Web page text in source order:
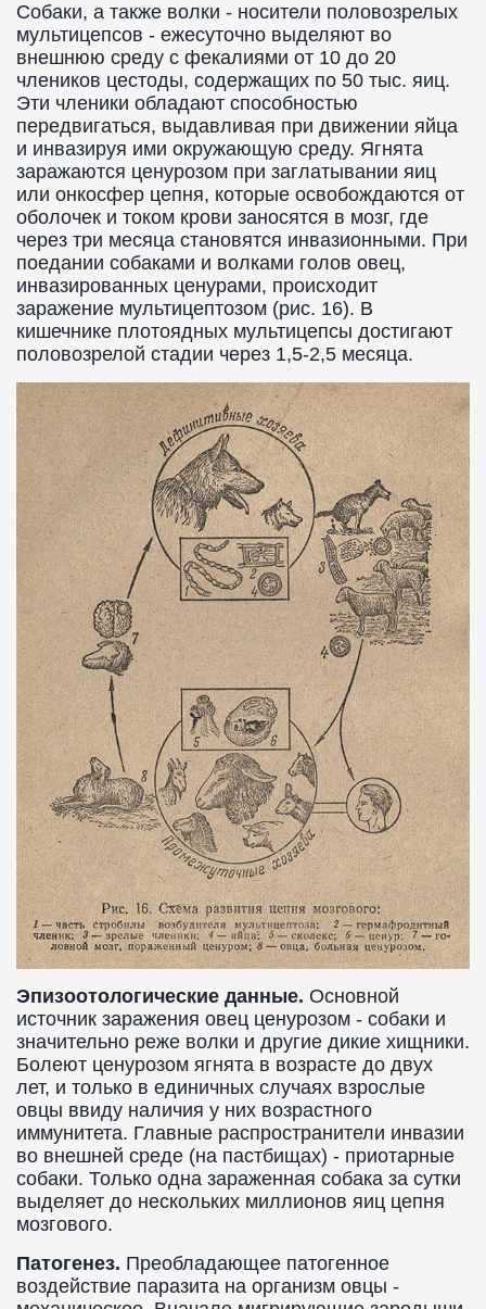
Собаки, а также волки - носители половозрелых
мультицепсов - ежесуточно выделяют во
внешнюю среду с фекалиями от 10 до 20
члеников цестоды, содержащих по 50 тыс. яиц.
Эти членики обладают способностью
передвигаться, выдавливая при движении яйца
и инвазируя ими окружающую среду. Ягнята
заражаются ценурозом при заглатывании яиц
или онкосфер цепня, которые освобождаются от
оболочек и током крови заносятся в мозг, где
через три месяца становятся инвазионными. При
поедании собаками и волками голов овец,
инвазированных ценурами, происходит
заражение мультицептозом (рис. 16). В
кишечнике плотоядных мультицепсы достигают
половозрелой стадии через 1,5-2,5 месяца.
Эпизоотологические данные. Основной
источник заражения овец ценурозом - собаки и
значительно реже волки и другие дикие хищники.
Болеют ценурозом ягнята в возрасте до двух
лет, и только в единичных случаях взрослые
овцы ввиду наличия у них возрастного
иммунитета. Главные распространители инвазии
во внешней среде (на пастбищах) - приотарные
собаки. Только одна зараженная собака за сутки
выделяет до нескольких миллионов яиц цепня
мозгового.
Патогенез. Преобладающее патогенное
воздействие паразита на организм овцы -